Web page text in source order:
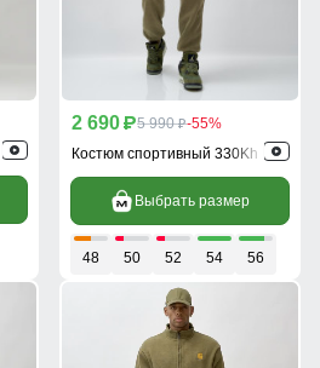
2 690 p5 990 p-55%
Костюм спортивный 330Kh
Выбрать размер
48 50 52 54 56